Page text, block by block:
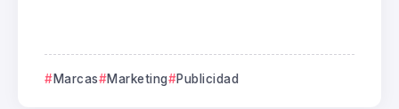
Marcas Marketing Publicidad